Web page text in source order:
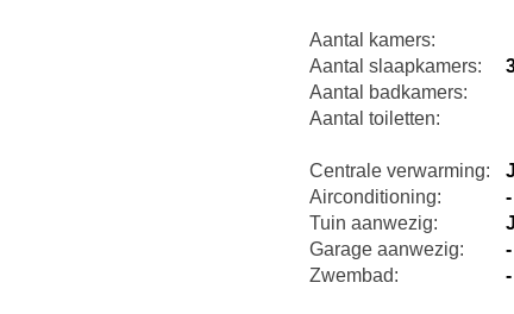
Aantal kamers:
Aantal slaapkamers:
Aantal badkamers:
Aantal toiletten:
Centrale verwarming:
Airconditioning:
-
Tuin aanwezig:
Garage aanwezig:
-
Zwembad:
-